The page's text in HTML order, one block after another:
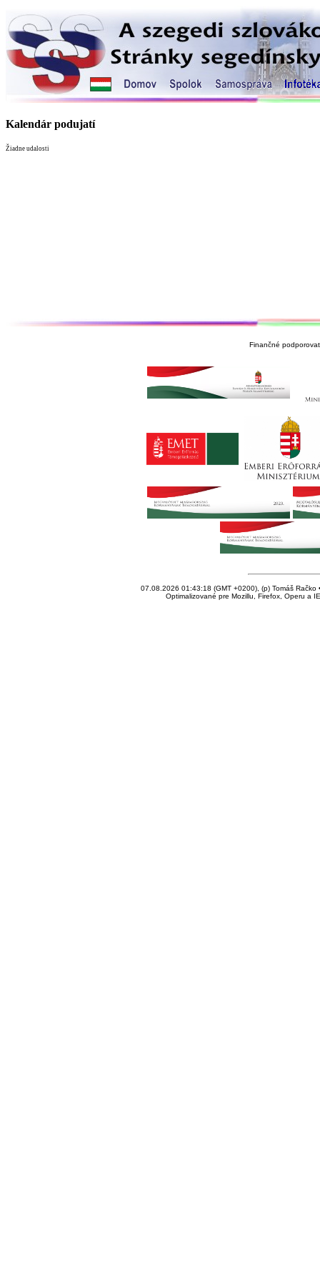
Kalendár podujatí
Žiadne udalosti
Finančné
07.08.2026 01:43:18 (GMT +0200), (p) Tomáš Račko
Optimalizované pre Mozillu, Firefox, Operu a